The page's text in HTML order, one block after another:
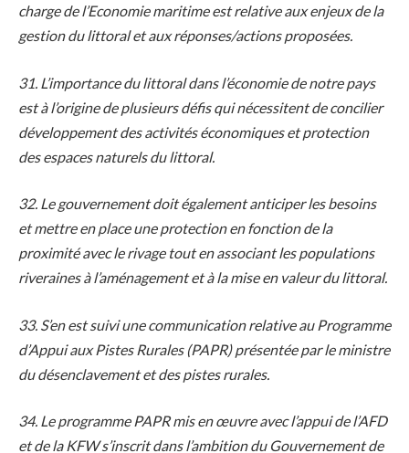
charge de l’Economie maritime est relative aux enjeux de la
gestion du littoral et aux réponses/actions proposées.
31. L’importance du littoral dans l’économie de notre pays
est à l’origine de plusieurs défis qui nécessitent de concilier
développement des activités économiques et protection
des espaces naturels du littoral.
32. Le gouvernement doit également anticiper les besoins
et mettre en place une protection en fonction de la
proximité avec le rivage tout en associant les populations
riveraines à l’aménagement et à la mise en valeur du littoral.
33. S’en est suivi une communication relative au Programme
d’Appui aux Pistes Rurales (PAPR) présentée par le ministre
du désenclavement et des pistes rurales.
34. Le programme PAPR mis en œuvre avec l’appui de l’AFD
et de la KFW s’inscrit dans l’ambition du Gouvernement de